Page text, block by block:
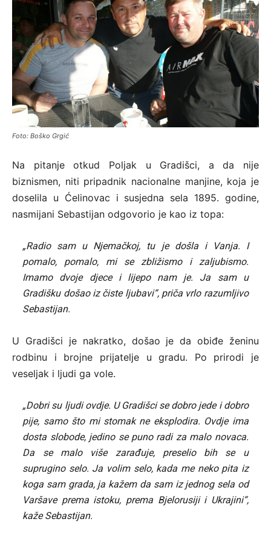
Foto: Boško Grgić
Na pitanje otkud Poljak u Gradišci, a da nije
biznismen, niti pripadnik nacionalne manjine, koja je
doselila u Ćelinovac i susjedna sela 1895. godine,
nasmijani Sebastijan odgovorio je kao iz topa:
„Radio sam u Njemačkoj, tu je došla i Vanja. I
pomalo, pomalo, mi se zbližismo i zaljubismo.
Imamo dvoje djece i lijepo nam je. Ja sam u
Gradišku došao iz čiste ljubavi“, priča vrlo razumljivo
Sebastijan.
U Gradišci je nakratko, došao je da obiđe ženinu
rodbinu i brojne prijatelje u gradu. Po prirodi je
veseljak i ljudi ga vole.
„Dobri su ljudi ovdje. U Gradišci se dobro jede i dobro
pije, samo što mi stomak ne eksplodira. Ovdje ima
dosta slobode, jedino se puno radi za malo novaca.
Da se malo više zarađuje, preselio bih se u
suprugino selo. Ja volim selo, kada me neko pita iz
koga sam grada, ja kažem da sam iz jednog sela od
Varšave prema istoku, prema Bjelorusiji i Ukrajini“,
kaže Sebastijan.